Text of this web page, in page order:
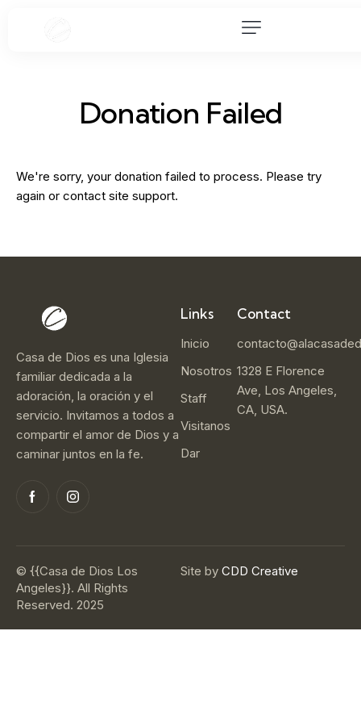
Donation Failed
We're sorry, your donation failed to process. Please try
again or contact site support.
Casa de Dios es una Iglesia
familiar dedicada a la
adoración, la oración y el
servicio. Invitamos a todos a
compartir el amor de Dios y a
caminar juntos en la fe.
Links
Inicio
Nosotros
Staff
Visitanos
Dar
Contact
1328 E Florence
Ave, Los Angeles,
CA, USA.
© {{Casa de Dios Los
Angeles}}. All Rights
Reserved. 2025
Site by CDD Creative